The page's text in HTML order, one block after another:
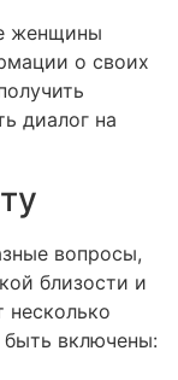
женщины
о своих
диалог на
вопросы,
близости и
несколько
включены: